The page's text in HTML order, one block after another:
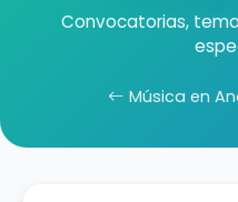
Convocatorias,
Música en